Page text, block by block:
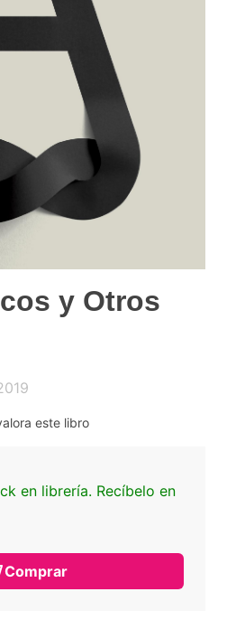
y Otros
este libro
en librería. Recíbelo en
Comprar